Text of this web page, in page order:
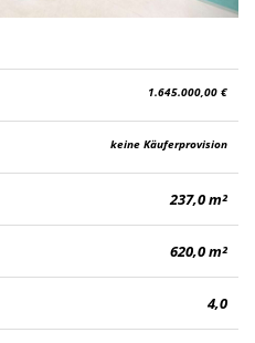
1.645.000,00 €
keine Käuferprovision
237,0 m²
620,0 m²
4,0